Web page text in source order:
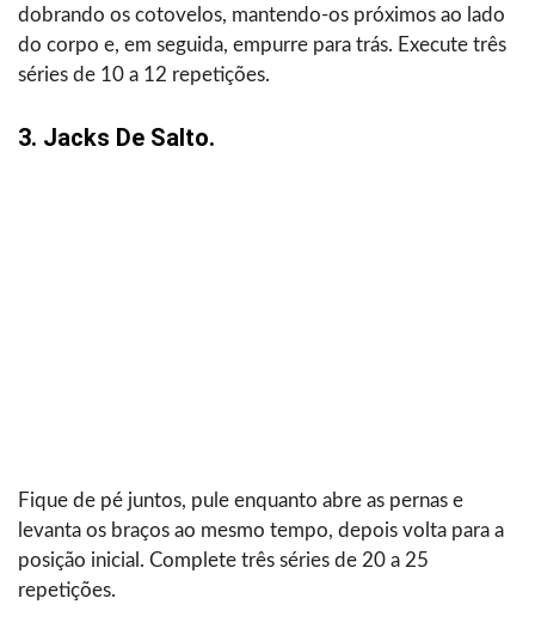
dobrando os cotovelos, mantendo-os próximos ao lado
do corpo e, em seguida, empurre para trás. Execute três
séries de 10 a 12 repetições.
3. Jacks De Salto.
Fique de pé juntos, pule enquanto abre as pernas e
levanta os braços ao mesmo tempo, depois volta para a
posição inicial. Complete três séries de 20 a 25
repetições.